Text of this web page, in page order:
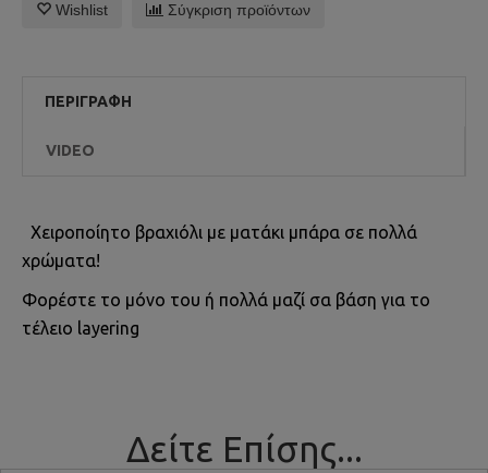
Wishlist Σύγκριση προϊόντων
ΠΕΡΙΓΡΑΦΉ
VIDEO
Χειροποίητο βραχιόλι με ματάκι μπάρα σε πολλά
χρώματα!
Φορέστε το μόνο του ή πολλά μαζί σα βάση για το
τέλειο layering
Δείτε Επίσης...